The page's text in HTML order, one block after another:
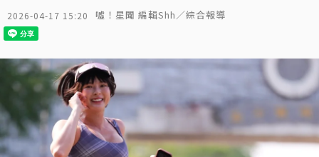
2026-04-17 15:20 噓！星聞 編輯Shh／綜合報導